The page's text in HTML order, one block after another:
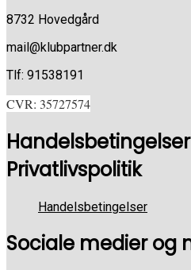
8732 Hovedgård
mail@klubpartner.dk
Tlf: 91538191
CVR: 35727574
Privatlivspolitik
Handelsbetingelser
Sociale medier og